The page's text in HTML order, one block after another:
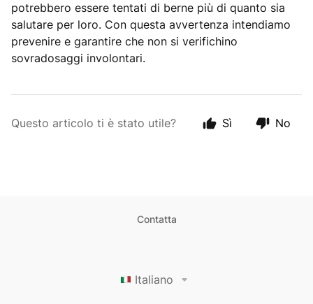
potrebbero essere tentati di berne più di quanto sia
salutare per loro. Con questa avvertenza intendiamo
prevenire e garantire che non si verifichino
sovradosaggi involontari.
Questo articolo ti è stato utile? Sì No
Contatta
Italiano